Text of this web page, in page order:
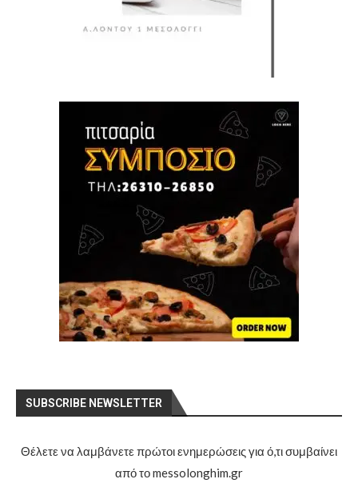
SUBSCRIBE NEWSLETTER
Θέλετε να λαμβάνετε πρώτοι ενημερώσεις για ό,τι συμβαίνει
από το messolonghim.gr